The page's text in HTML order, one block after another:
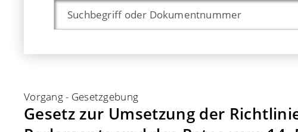
Vorgang- Gesetzgebung
Gesetz zur Umsetzung der